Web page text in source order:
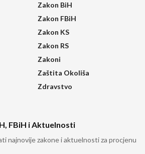
Zakon BiH
Zakon FBiH
Zakon KS
Zakon RS
Zakoni
Zaštita Okoliša
Zdravstvo
FBiH i Aktuelnosti
najnovije zakone i aktuelnosti za procjenu